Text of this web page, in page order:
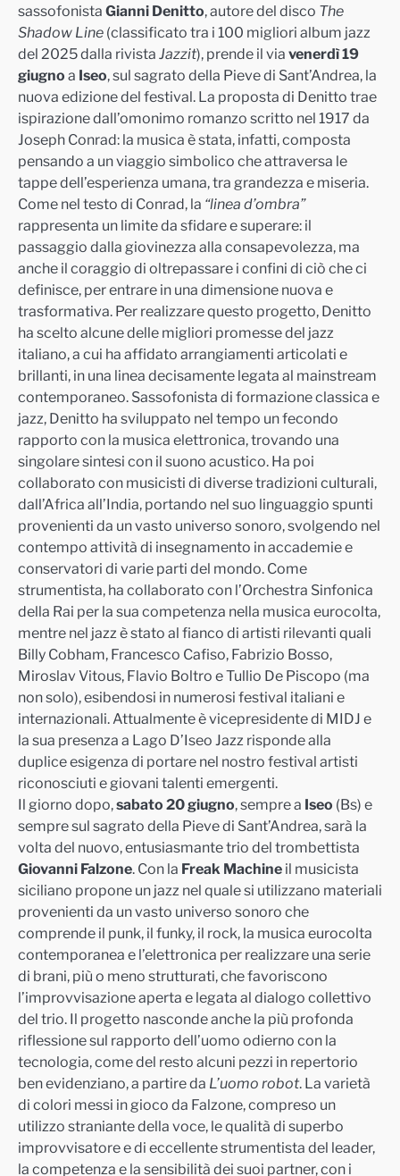
sassofonista Gianni Denitto, autore del disco The
Shadow Line (classificato tra i 100 migliori album jazz
del 2025 dalla rivista Jazzit), prende il via venerdì 19
giugno a Iseo, sul sagrato della Pieve di Sant’Andrea, la
nuova edizione del festival. La proposta di Denitto trae
ispirazione dall’omonimo romanzo scritto nel 1917 da
Joseph Conrad: la musica è stata, infatti, composta
pensando a un viaggio simbolico che attraversa le
tappe dell’esperienza umana, tra grandezza e miseria.
Come nel testo di Conrad, la “linea d’ombra”
rappresenta un limite da sfidare e superare: il
passaggio dalla giovinezza alla consapevolezza, ma
anche il coraggio di oltrepassare i confini di ciò che ci
definisce, per entrare in una dimensione nuova e
trasformativa. Per realizzare questo progetto, Denitto
ha scelto alcune delle migliori promesse del jazz
italiano, a cui ha affidato arrangiamenti articolati e
brillanti, in una linea decisamente legata al mainstream
contemporaneo. Sassofonista di formazione classica e
jazz, Denitto ha sviluppato nel tempo un fecondo
rapporto con la musica elettronica, trovando una
singolare sintesi con il suono acustico. Ha poi
collaborato con musicisti di diverse tradizioni culturali,
dall’Africa all’India, portando nel suo linguaggio spunti
provenienti da un vasto universo sonoro, svolgendo nel
contempo attività di insegnamento in accademie e
conservatori di varie parti del mondo. Come
strumentista, ha collaborato con l’Orchestra Sinfonica
della Rai per la sua competenza nella musica eurocolta,
mentre nel jazz è stato al fianco di artisti rilevanti quali
Billy Cobham, Francesco Cafiso, Fabrizio Bosso,
Miroslav Vitous, Flavio Boltro e Tullio De Piscopo (ma
non solo), esibendosi in numerosi festival italiani e
internazionali. Attualmente è vicepresidente di MIDJ e
la sua presenza a Lago D’Iseo Jazz risponde alla
duplice esigenza di portare nel nostro festival artisti
riconosciuti e giovani talenti emergenti.
Il giorno dopo,sabato 20 giugno, sempre a Iseo (Bs) e
sempre sul sagrato della Pieve di Sant’Andrea, sarà la
volta del nuovo, entusiasmante trio del trombettista
Giovanni Falzone. Con la Freak Machine il musicista
siciliano propone un jazz nel quale si utilizzano materiali
provenienti da un vasto universo sonoro che
comprende il punk, il funky, il rock, la musica eurocolta
contemporanea e l’elettronica per realizzare una serie
di brani, più o meno strutturati, chefavoriscono
l’improvvisazione aperta e legata al dialogo collettivo
del trio. Il progetto nasconde anche la più profonda
riflessione sul rapporto dell’uomo odierno con la
tecnologia, come del resto alcuni pezzi in repertorio
ben evidenziano, a partire da L’uomo robot. La varietà
di colori messi in gioco da Falzone, compreso un
utilizzo straniante della voce, le qualità di superbo
improvvisatore e di eccellente strumentista del leader,
la competenza e la sensibilità dei suoi partner, con i